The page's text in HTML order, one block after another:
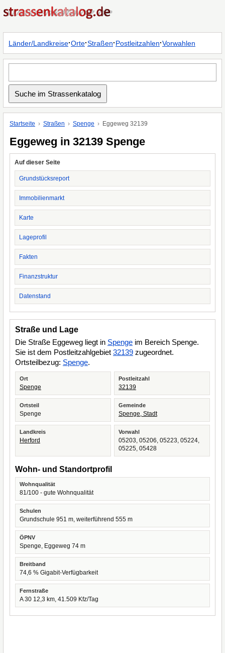
Länder/Landkreise·Orte·Straßen·Postleitzahlen·Vorwahlen
Startseite Straßen Spenge Eggeweg 32139
Eggeweg in 32139 Spenge
Auf dieser Seite
Grundstücksreport
Immobilienmarkt
Karte
Lageprofil
Fakten
Finanzstruktur
Datenstand
Straße und Lage
Die Straße Eggeweg liegt in Spenge im Bereich Spenge.
Sie ist dem Postleitzahlgebiet 32139 zugeordnet.
Ortsteilbezug: Spenge.
Ort
Spenge
Postleitzahl
32139
Ortsteil
Spenge
Gemeinde
Spenge, Stadt
Landkreis
Herford
Vorwahl
05203, 05206, 05223, 05224,
05225, 05428
Wohn- und Standortprofil
Wohnqualität
81/100 - gute Wohnqualität
Schulen
Grundschule 951 m, weiterführend 555 m
ÖPNV
Spenge, Eggeweg 74 m
Breitband
74,6 % Gigabit-Verfügbarkeit
Fernstraße
A 30 12,3 km, 41.509 Kfz/Tag